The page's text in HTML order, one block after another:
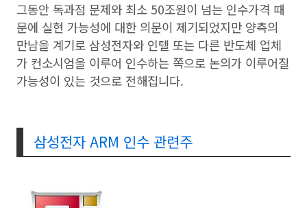
그동안 독과점 문제와 최소 50조원이 넘는 인수가격 때
문에 실현 가능성에 대한 의문이 제기되었지만 양측의
만남을 계기로 삼성전자와 인텔 또는 다른 반도체 업체
가 컨소시엄을 이루어 인수하는 쪽으로 논의가 이루어질
가능성이 있는 것으로 전해집니다.
삼성전자 ARM 인수 관련주